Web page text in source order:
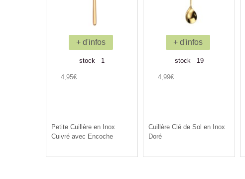
+ d'infos
stock 1
4,95€
Petite Cuillère en Inox
Cuivré avec Encoche
+ d'infos
stock 19
4,99€
Cuillère Clé de Sol en Inox
Doré